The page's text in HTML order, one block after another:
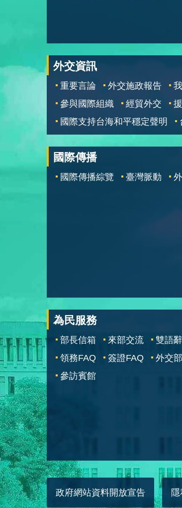
外交資訊
重要言論 外交施政報告
參與國際組織
經貿外交
國際支持台海和平穩定聲明
國際傳播
國際傳播綜覽 臺灣脈動
為民服務
部長信箱 來部交流 雙語
領務FAQ
簽證FAQ 外交
參訪賓館
政府網站資料開放宣告